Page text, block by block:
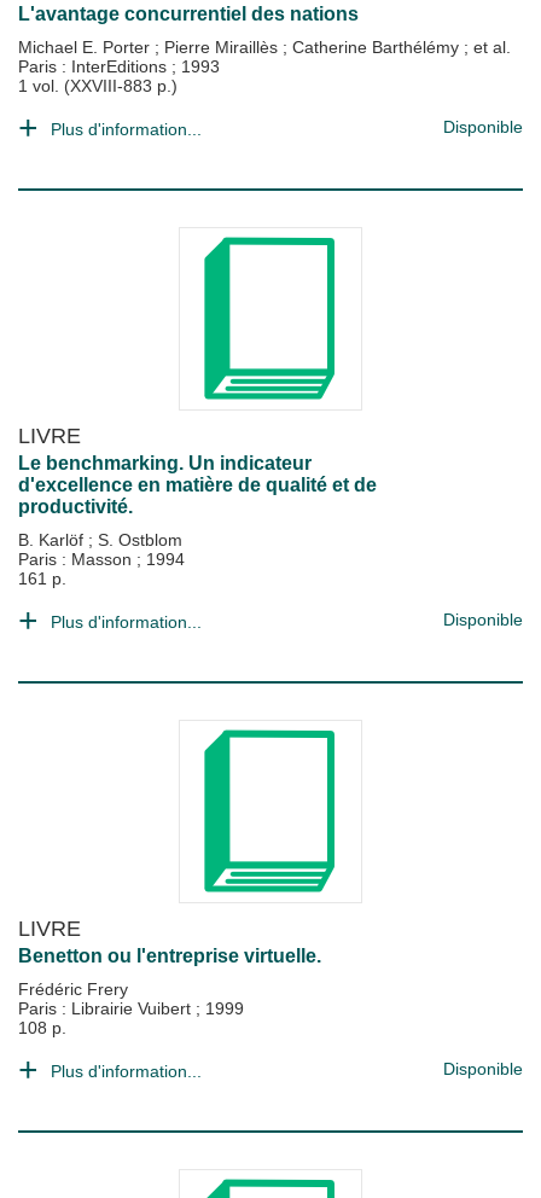
L'avantage concurrentiel des nations
Michael E. Porter ; Pierre Miraillès ; Catherine Barthélémy ; et al.
Paris : InterEditions ; 1993
1 vol. (XXVIII-883 p.)
Plus d'information... Disponible
LIVRE
Le benchmarking. Un indicateur
d'excellence en matière de qualité et de
productivité.
B. Karlöf ; S. Ostblom
Paris : Masson ; 1994
161 p.
Plus d'information... Disponible
LIVRE
Benetton ou l'entreprise virtuelle.
Frédéric Frery
Paris : Librairie Vuibert ; 1999
108 p.
Plus d'information... Disponible